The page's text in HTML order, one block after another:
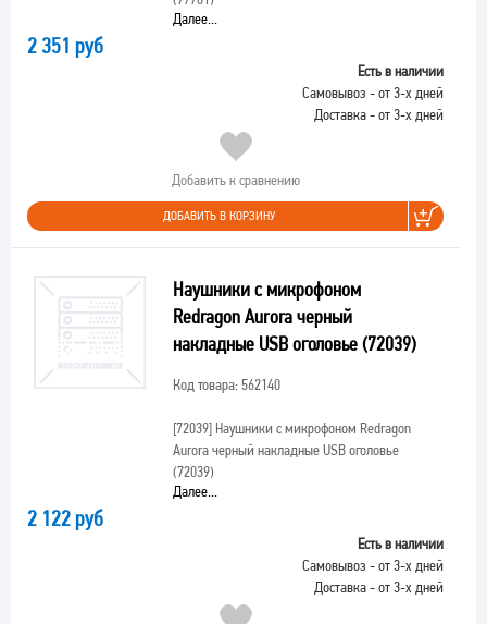
Далее...
2 351 руб
Есть в наличии
Самовывоз - от 3-х дней
Доставка - от 3-х дней
Добавить к сравнению
ДОБАВИТЬ В КОРЗИНУ
Наушники с микрофоном
Redragon Aurora черный
накладные USB оголовье (72039)
Код товара: 562140
[72039]Наушники с микрофоном Redragon
Aurora черный накладные USB оголовье
(72039)
Далее...
2 122 руб
Есть в наличии
Самовывоз - от 3-х дней
Доставка - от 3-х дней